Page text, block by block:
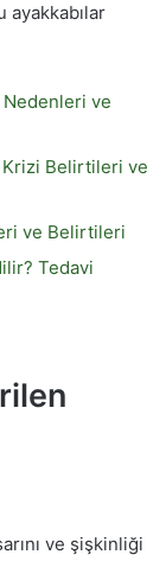
ayakkabılar
ve
Krizi Belirtileri ve
ve Belirtileri
Tedavi
ve şişkinliği